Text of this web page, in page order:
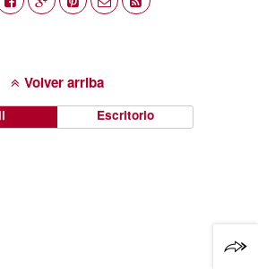
Volver arriba
Escritorio